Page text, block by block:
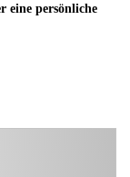
eine persönliche